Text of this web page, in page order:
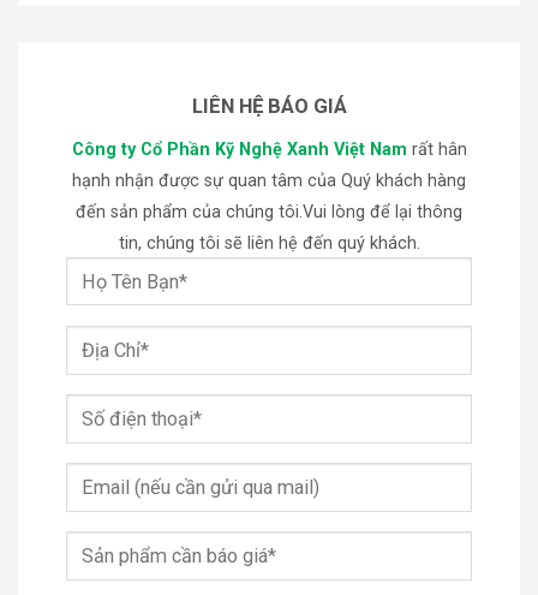
LIÊN HỆ BÁO GIÁ
Công ty Cổ Phần Kỹ Nghệ Xanh Việt Nam rất hân
hạnh nhận được sự quan tâm của Quý khách hàng
đến sản phẩm của chúng tôi.Vui lòng để lại thông
tin, chúng tôi sẽ liên hệ đến quý khách.